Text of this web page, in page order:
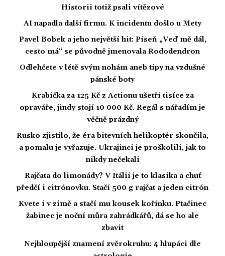
Historii totiž psali vítězové
AI napadla další firmu. K incidentu došlo u Mety
Pavel Bobek a jeho největší hit: Píseň „Veď mě dál,
cesto má“ se původně jmenovala Rododendron
Odlehčete v létě svým nohám aneb tipy na vzdušné
pánské boty
Krabička za 125 Kč z Actionu ušetří tisíce za
opraváře, jindy stojí 10 000 Kč. Regál s nářadím je
věčně prázdný
Rusko zjistilo, že éra bitevních helikoptér skončila,
a pomalu je vyřazuje. Ukrajinci je proškolili, jak to
nikdy nečekali
Rajčata do limonády? V Itálii je to klasika a chuť
předčí i citrónovku. Stačí 500 g rajčat a jeden citrón
Kvete i v zimě a stačí mu kousek kořínku. Ptačinec
žabinec je noční můra zahrádkářů, dá se ho ale
zbavit
Nejhloupější znamení zvěrokruhu: 4 hlupáci dle